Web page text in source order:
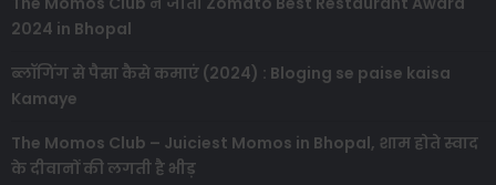
2024 in Bhopal
ब्लॉगिंग से पैसा कैसे कमाएं (2024) : Bloging se paise kaisa
Kamaye
The Momos Club – Juiciest Momos in Bhopal, शाम होते स्वाद
के दीवानों की लगती है भीड़